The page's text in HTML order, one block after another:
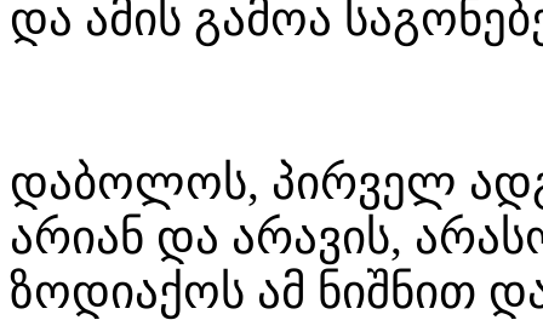
და ამის გამოა
დაბოლოს, პირველ
არიან და არავის,
ზოდიაქოს ამ ნიშნით